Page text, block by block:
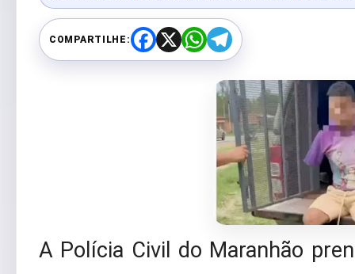
COMPARTILHE:
F
a
X
W
h
T
e
e
g
a
m
A Polícia Civil do Maranhão